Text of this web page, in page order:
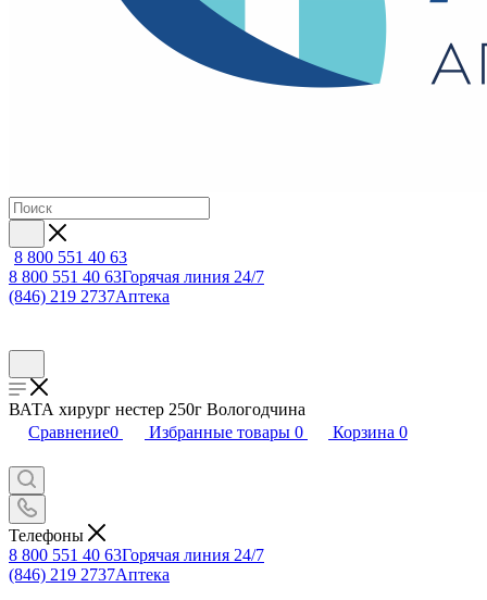
8 800 551 40 63
8 800 551 40 63Горячая линия 24/7
(846) 219 2737Аптека
ВАТА хирург нестер 250г Вологодчина
Сравнение0 Избранные товары 0 Корзина 0
Телефоны
8 800 551 40 63Горячая линия 24/7
(846) 219 2737Аптека